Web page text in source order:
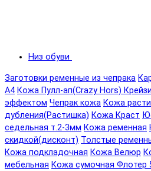
Низ обуви
Заготовки ременные из чепрака
А4 Кожа Пулл-ап(Crazy Hors)
эффектом Чепрак кожа Кожа
дубления(Растишка) Кожа Краст
седельная т.2-3мм Кожа ременная
скидкой(дисконт) Толстые
Кожа подкладочная Кожа Велюр
мебельная Кожа сумочная Флотер